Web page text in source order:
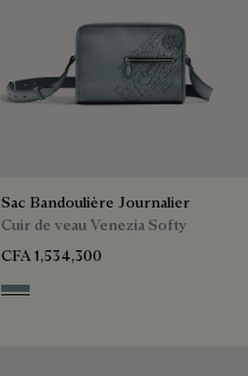
Sac Bandoulière Journalier
Cuir de veau Venezia Softy
CFA 1,534,300
Bleu Brume